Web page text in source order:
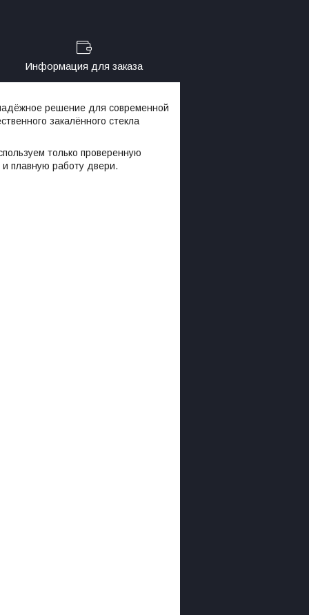
Информация для заказа
решение для современной
закалённого стекла
только проверенную
и плавную работу двери.